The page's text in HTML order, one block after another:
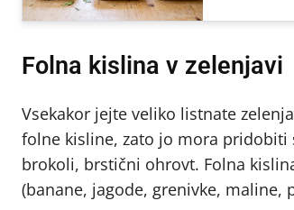
Folna kislina v zelenjavi
Vsekakor jejte veliko listnate
folne kisline, zato jo mora pridobiti
brokoli, brstični ohrovt. Folna
(banane, jagode, grenivke, maline,